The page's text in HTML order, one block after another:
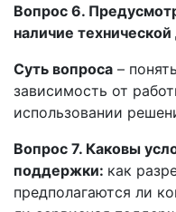
Вопрос 6.
наличие
Суть вопроса –
зависимость от
использовании
Вопрос 7. Каковы
поддержки: как
предполагаются ли